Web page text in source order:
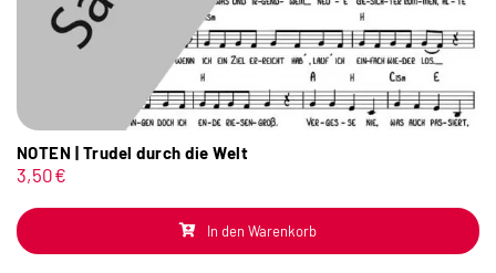
NOTEN | Trudel durch die Welt
3,50€
In den Warenkorb